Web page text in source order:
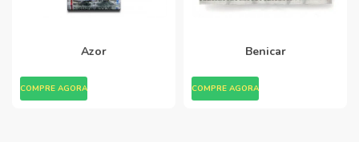
Azor
COMPRE AGORA
Benicar
COMPRE AGORA